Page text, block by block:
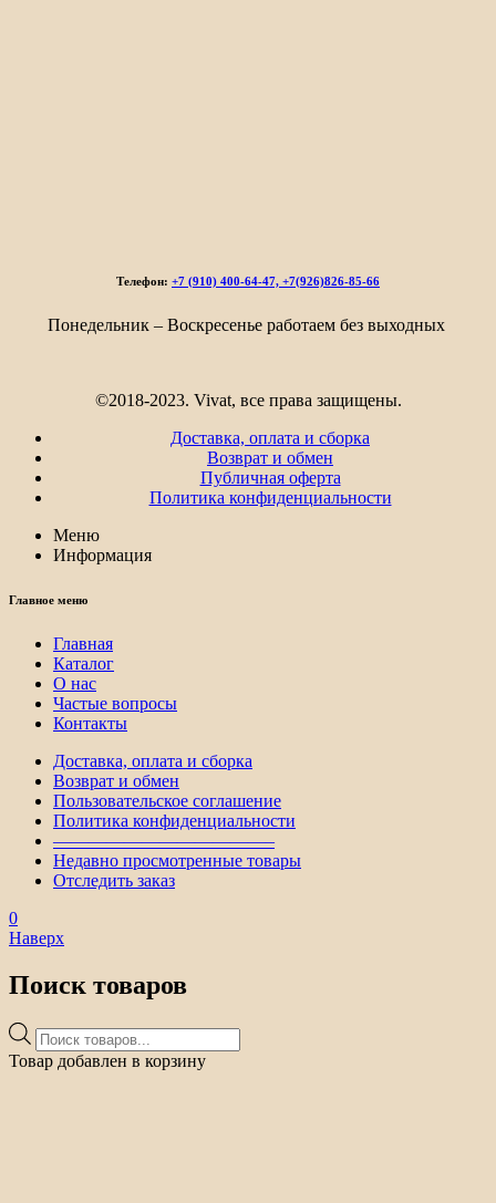
Телефон: +7 (910) 400-64-47, +7(926)826-85-66
Понедельник – Воскресенье работаем без выходных
©2018-2023. Vivat, все права защищены.
Доставка, оплата и сборка
Возврат и обмен
Публичная оферта
Политика конфиденциальности
Меню
Информация
Главное меню
Главная
Каталог
О нас
Частые вопросы
Контакты
Доставка, оплата и сборка
Возврат и обмен
Пользовательское соглашение
Политика конфиденциальности
————————————–
Недавно просмотренные товары
Отследить заказ
0
Наверх
Поиск товаров
Поиск
товаров
Товар добавлен в корзину